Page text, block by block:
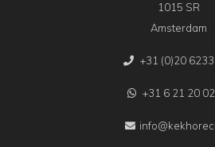
1015 SR
Amsterdam
+31 (0)20
+31 6 21 20